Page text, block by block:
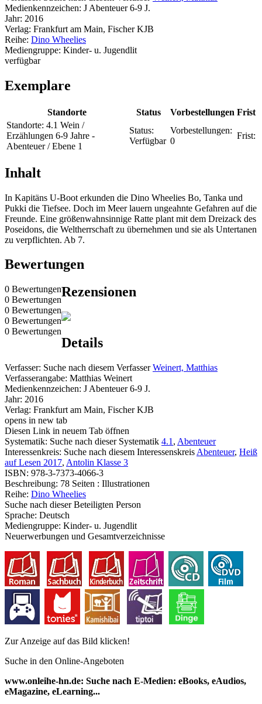
Medienkennzeichen: J Abenteuer 6-9 J.
Jahr: 2016
Verlag: Frankfurt am Main, Fischer KJB
Reihe: Dino Wheelies
Mediengruppe: Kinder- u. Jugendlit
verfügbar
Exemplare
Standorte Status Vorbestellungen Frist
Standorte: 4.1 Wein /
Erzählungen 6-9 Jahre -
Abenteuer / Ebene 1
Status:
Verfügbar
Vorbestellungen:
0
Frist:
Inhalt
In Kapitäns U-Boot erkunden die Dino Wheelies Bo, Tanka und
Pukki die Tiefsee. Doch im Meer lauern ungeahnte Gefahren auf die
Freunde. Eine größenwahnsinnige Ratte plant mit dem Dreizack des
Poseidons, die Weltherrschaft zu übernehmen und sie als Untertanen
zu verpflichten. Ab 7.
Bewertungen
0 Bewertungen
0 Bewertungen
0 Bewertungen
0 Bewertungen
0 Bewertungen
Rezensionen
Details
Verfasser: Suche nach diesem Verfasser Weinert, Matthias
Verfasserangabe: Matthias Weinert
Medienkennzeichen: J Abenteuer 6-9 J.
Jahr: 2016
Verlag: Frankfurt am Main, Fischer KJB
opens in new tab
Diesen Link in neuem Tab öffnen
Systematik: Suche nach dieser Systematik 4.1 , Abenteuer
Interessenkreis: Suche nach diesem Interessenskreis Abenteuer, Heiß
auf Lesen 2017, Antolin Klasse 3
ISBN: 978-3-7373-4066-3
Beschreibung: 78 Seiten : Illustrationen
Reihe: Dino Wheelies
Suche nach dieser Beteiligten Person
Sprache: Deutsch
Mediengruppe: Kinder- u. Jugendlit
Neuerwerbungen und Gesamtverzeichnisse
Zur Anzeige auf das Bild klicken!
Suche in den Online-Angeboten
www.onleihe-hn.de: Suche nach E-Medien: eBooks, eAudios,
eMagazine, eLearning...